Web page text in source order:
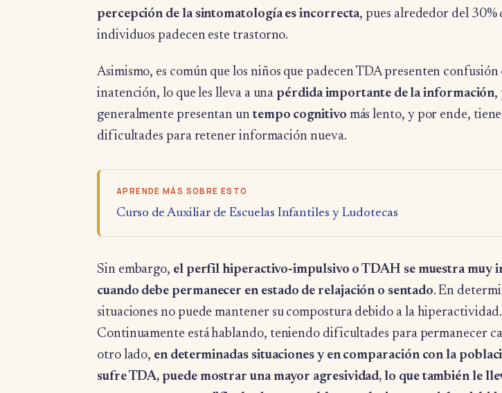
percepción de la sintomatología es incorrecta, pues alrededor del 30%
individuos padecen este trastorno.
Asimismo, es común que los niños que padecen TDA presenten confusión
inatención, lo que les lleva a una pérdida importante de la información,
generalmente presentan un tempo cognitivo más lento, y por ende,
dificultades para retener información nueva.
APRENDE MÁS SOBRE ESTO
Curso de Auxiliar de Escuelas Infantiles y Ludotecas
Sin embargo, el perfil hiperactivo-impulsivo o TDAH se muestra muy
cuando debe permanecer en estado de relajación o sentado. En
situaciones no puede mantener su compostura debido a la hiperactividad.
Continuamente está hablando, teniendo dificultades para permanecer
otro lado, en determinadas situaciones y en comparación con la
sufre TDA, puede mostrar una mayor agresividad, lo que también le